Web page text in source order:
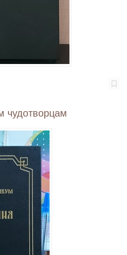
чудотворцам